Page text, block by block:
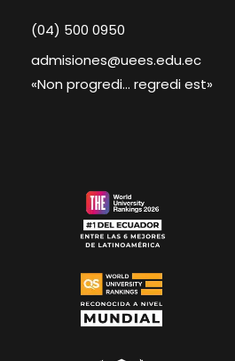
(04) 500 0950
admisiones@uees.edu.ec
«Non progredi… regredi est»